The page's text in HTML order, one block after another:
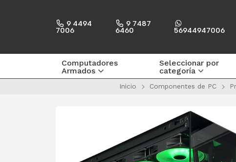
9 4494
7006
9 7487
6460 56944947006
Computadores
Armados
Seleccionar por
categoría
Inicio Componentes de PC